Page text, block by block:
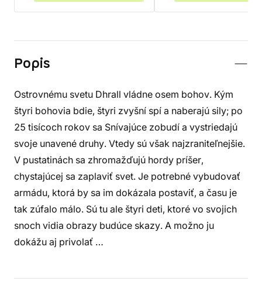
Popis
Ostrovnému svetu Dhrall vládne osem bohov. Kým
štyri bohovia bdie, štyri zvyšní spí a naberajú sily; po
25 tisícoch rokov sa Snívajúce zobudí a vystriedajú
svoje unavené druhy. Vtedy sú však najzraniteľnejšie.
V pustatinách sa zhromažďujú hordy príšer,
chystajúcej sa zaplaviť svet. Je potrebné vybudovať
armádu, ktorá by sa im dokázala postaviť, a času je
tak zúfalo málo. Sú tu ale štyri deti, ktoré vo svojich
snoch vidia obrazy budúce skazy. A možno ju
dokážu aj privolať …